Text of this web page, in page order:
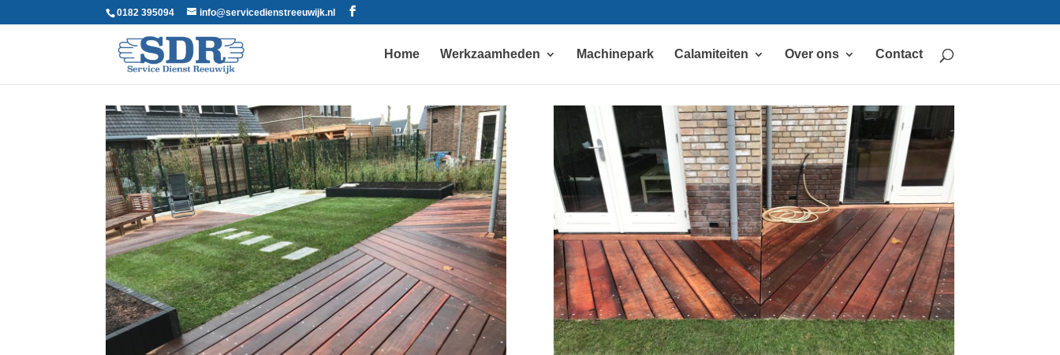
0182 395094 info@servicedienstreeuwijk.nl
Home Werkzaamheden Machinepark Calamiteiten Over ons Contact